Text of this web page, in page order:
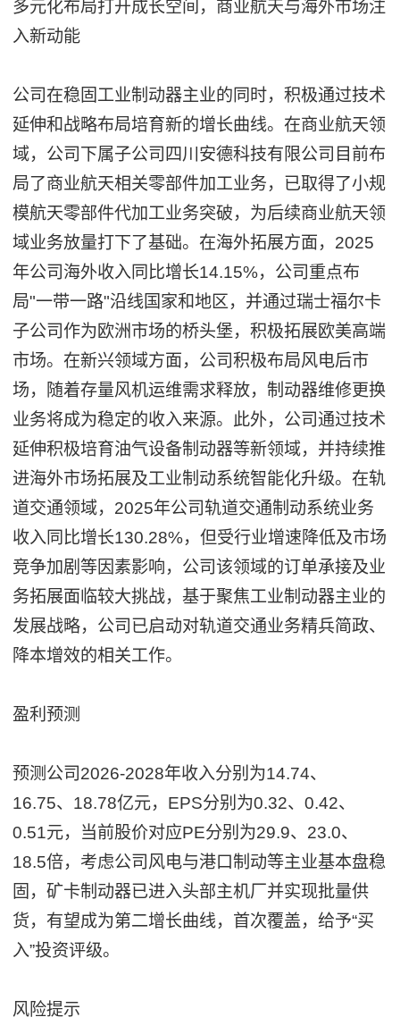
多元化布局打开成长空间，商业航天与海外市场注
入新动能
公司在稳固工业制动器主业的同时，积极通过技术
延伸和战略布局培育新的增长曲线。在商业航天领
域，公司下属子公司四川安德科技有限公司目前布
局了商业航天相关零部件加工业务，已取得了小规
模航天零部件代加工业务突破，为后续商业航天领
域业务放量打下了基础。在海外拓展方面，2025
年公司海外收入同比增长14.15%，公司重点布
局"一带一路"沿线国家和地区，并通过瑞士福尔卡
子公司作为欧洲市场的桥头堡，积极拓展欧美高端
市场。在新兴领域方面，公司积极布局风电后市
场，随着存量风机运维需求释放，制动器维修更换
业务将成为稳定的收入来源。此外，公司通过技术
延伸积极培育油气设备制动器等新领域，并持续推
进海外市场拓展及工业制动系统智能化升级。在轨
道交通领域，2025年公司轨道交通制动系统业务
收入同比增长130.28%，但受行业增速降低及市场
竞争加剧等因素影响，公司该领域的订单承接及业
务拓展面临较大挑战，基于聚焦工业制动器主业的
发展战略，公司已启动对轨道交通业务精兵简政、
降本增效的相关工作。
盈利预测
预测公司2026-2028年收入分别为14.74、
16.75、18.78亿元，EPS分别为0.32、0.42、
0.51元，当前股价对应PE分别为29.9、23.0、
18.5倍，考虑公司风电与港口制动等主业基本盘稳
固，矿卡制动器已进入头部主机厂并实现批量供
货，有望成为第二增长曲线，首次覆盖，给予“买
入”投资评级。
风险提示